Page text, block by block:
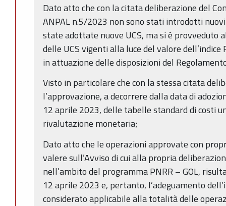
Dato atto che con la citata deliberazione del
ANPAL n.5/2023 non sono stati introdotti
state adottate nuove UCS, ma si è provveduto
delle UCS vigenti alla luce del valore
in attuazione delle disposizioni del
Visto in particolare che con la stessa citata
l’approvazione, a decorrere dalla data di
12 aprile 2023, delle tabelle standard di costi
rivalutazione monetaria;
Dato atto che le operazioni approvate con
valere sull’Avviso di cui alla propria
nell’ambito del programma PNRR – GOL,
12 aprile 2023 e, pertanto, l’adeguamento
considerato applicabile alla totalità delle